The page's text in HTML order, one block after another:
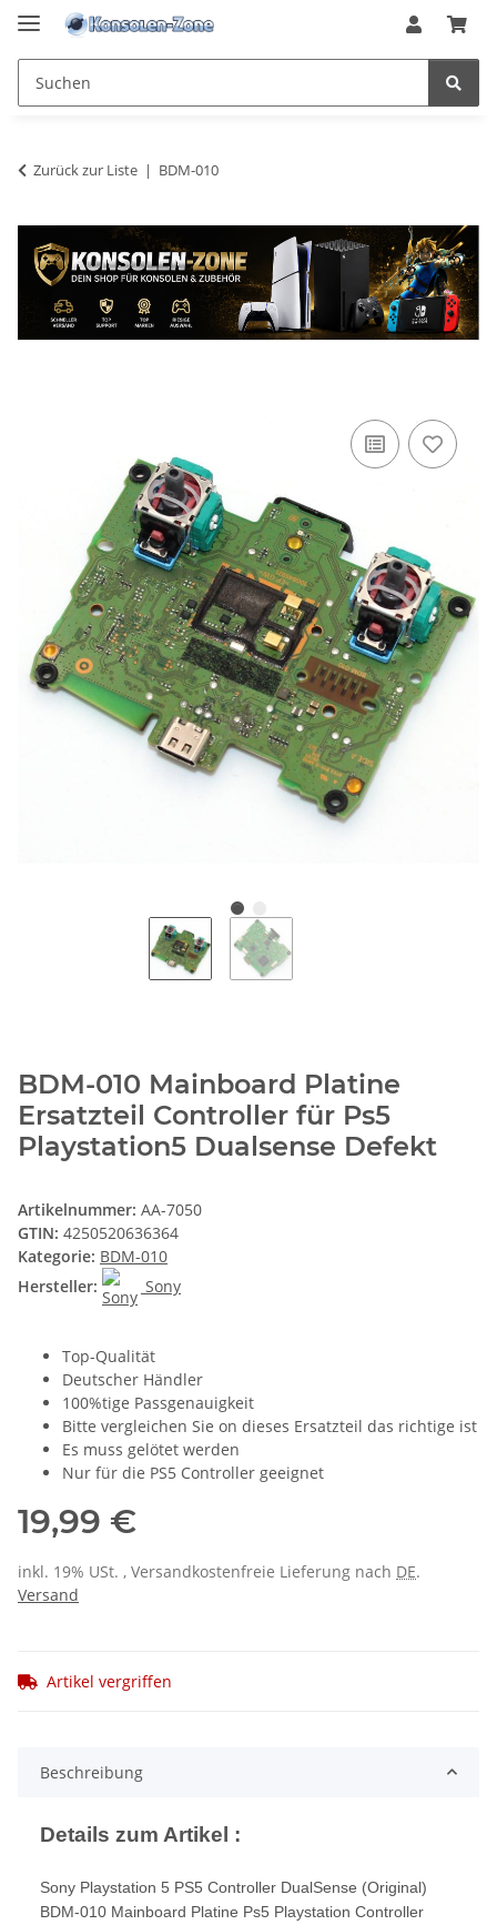
Zurück zur Liste BDM-010
BDM-010 Mainboard Platine
Ersatzteil Controller für Ps5
Playstation5 Dualsense Defekt
Artikelnummer: AA-7050
GTIN: 4250520636364
Kategorie: BDM-010
Hersteller:
Sony
Top-Qualität
Deutscher Händler
100%tige Passgenauigkeit
Bitte vergleichen Sie on dieses Ersatzteil das richtige ist
Es muss gelötet werden
Nur für die PS5 Controller geeignet
19,99 €
inkl. 19% USt. , Versandkostenfreie Lieferung nach DE.
Versand
Artikel vergriffen
Beschreibung
Details zum Artikel :
Sony Playstation 5 PS5 Controller DualSense (Original)
BDM-010 Mainboard Platine Ps5 Playstation Controller